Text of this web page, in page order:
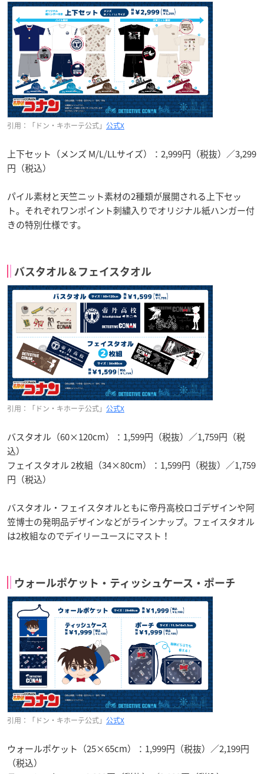
引用：「ドン・キホーテ公式」 公式X
上下セット（メンズ M/L/LLサイズ）：2,999円（税抜）／3,299
円（税込）
パイル素材と天竺ニット素材の2種類が展開される上下セッ
ト。それぞれワンポイント刺繍入りでオリジナル紙ハンガー付
きの特別仕様です。
バスタオル＆フェイスタオル
引用：「ドン・キホーテ公式」 公式X
バスタオル（60×120cm）：1,599円（税抜）／1,759円（税
込）
フェイスタオル 2枚組（34×80cm）：1,599円（税抜）／1,759
円（税込）
バスタオル・フェイスタオルともに帝丹高校ロゴデザインや阿
笠博士の発明品デザインなどがラインナップ。フェイスタオル
は2枚組なのでデイリーユースにマスト！
ウォールポケット・ティッシュケース・ポーチ
引用：「ドン・キホーテ公式」 公式X
ウォールポケット（25×65cm）：1,999円（税抜）／2,199円
（税込）